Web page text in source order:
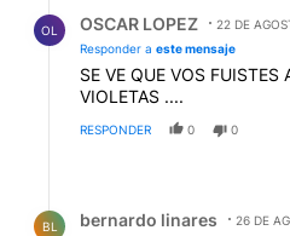
OL OSCAR LOPEZ
22 DE
Responder a este mensaje
SE VE QUE VOS FUISTES
VIOLETAS ....
RESPONDER 0 0
BL bernardo linares
26 DE